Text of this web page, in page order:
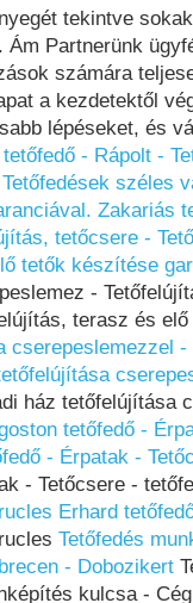
tekintve
Ám Partnerünk
számára
a kezdetektől
lépéseket, és
- Rápolt -
széles
Zakariás
tetőcsere -
tetők készítése
-
terasz és
cserepeslemezzel
ház tetőfelújítása
tetőfedő -
- Érpatak -
- Tetőcsere -
Erhard
Tetőfedés
- Dobozikert
kulcsa -